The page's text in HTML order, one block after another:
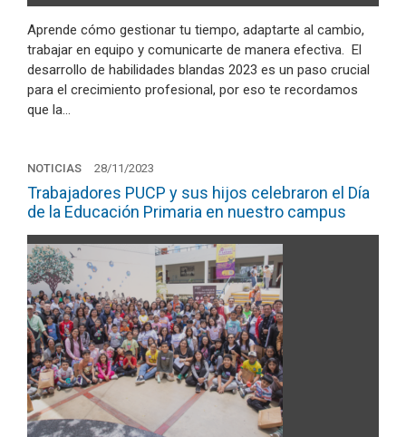
Aprende cómo gestionar tu tiempo, adaptarte al cambio,
trabajar en equipo y comunicarte de manera efectiva. El
desarrollo de habilidades blandas 2023 es un paso crucial
para el crecimiento profesional, por eso te recordamos
que la…
NOTICIAS 28/11/2023
Trabajadores PUCP y sus hijos celebraron el Día
de la Educación Primaria en nuestro campus